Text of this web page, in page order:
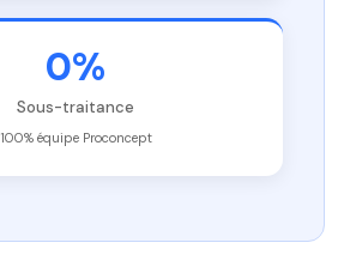
0%
Sous-traitance
100% équipe Proconcept